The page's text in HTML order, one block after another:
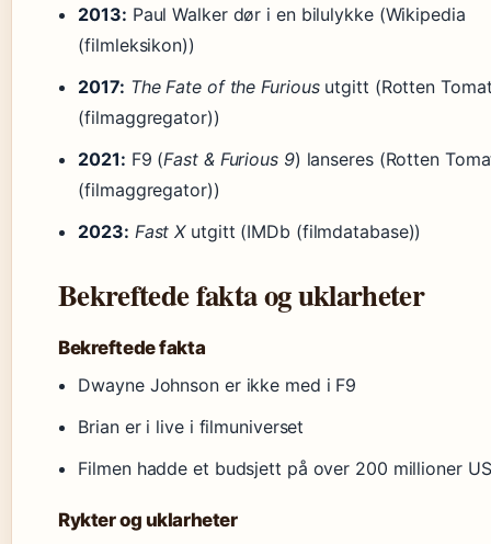
2013: Paul Walker dør i en bilulykke (Wikipedia
(filmleksikon))
2017: The Fate of the Furiousutgitt (Rotten
(filmaggregator))
2021: F9 (Fast & Furious 9) lanseres (Rotten
(filmaggregator))
2023: Fast Xutgitt (IMDb (filmdatabase))
Bekreftede fakta og uklarheter
Bekreftede fakta
Dwayne Johnson er ikke med i F9
Brian er i live i filmuniverset
Filmen hadde et budsjett på over 200 millioner
Rykter og uklarheter